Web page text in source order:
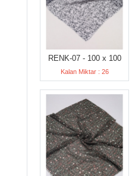
RENK-07 - 100 x 100
Kalan Miktar : 26